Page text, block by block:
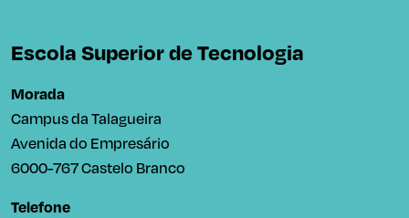
Escola Superior de Tecnologia
Morada
Campus da Talagueira
Avenida do Empresário
6000-767 Castelo Branco
Telefone